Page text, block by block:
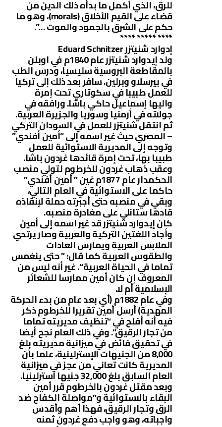
للرق، الذي أكمل ما بدأه ذلك الدين من
قضاء على القيم الأخلاق (morals)، وهو ما
حكم على الشرق بالجمود والموت …”.
**** ***** ****
إدوارد شنيتزر Eduard Schnitzer
ولد إيدوارد شنيتزر عام 1840م في اوبلن
بالمقاطعة البروسية سليسيا، ودرس الطب
في بيرسلاو وبرلين. سافر بعد ذلك إلى تركيا
للعمل طبيبا في سكوتاري تحت إمرة
واليها إسماعيل حاكي باشا. ورافقه في
جولاته في أرمنيا وسوريا والجزيرة العربية.
ثم انتقل شنيتزر للعمل في السودان التركي
– المصري حيث غير اسمه إلى “أمين أفندي”
وتوجه إلى المديرية الاستوائية للعمل
طبيبا بها، تحت إمرة قائدها غردون باشا.
وعقب ذهاب غردون للخرطوم لتولي منصب
الحكمدار عام 1877م عُين ” أمين أفندي”
حاكما على الاستوائية في العام التالي،
وبقي في منصبه حتى أجبرته حملة لإنقاذه
قادها ستانلي على مغادرة منصبه.
كان إيدوارد شنيتزر قد غير اسمه إلى أمين
وأجاد اللغتين التركية والعربية وصار يرتدي
الملابس العربية ويمارس العادات
والطقوس العربية كما قال: ” حتى ينغمس
تماما في الحياة العربية “. غير أنه ليس من
المعروف إن كان أمين ممارسا للشعائر
الإسلامية أم لا.
وفي عام 1882م (أي بعد عام من بدء الحركة
المهدية) أرسل أمين تقريرا للخرطوم ذكر
فيه أنه أفلح في “تنظيف مديريته تماما
من تجار الرقيق”. وفي ذلك العام نجح أيضا
في تحقيق فائض في ميزانية مديريته بلغ
8,000 من الجنيهات الإسترلينية، علما بأن
المديرية كانت تعاني من عجز في ميزانية
العام السابق بلغ 32,000 جنيها استرلينيا.
وبعد مقتل غردون بالخرطوم قرر أمين
البقاء بالاستوائية و”مواصلة الكفاح ضد
الرق وتجار الرقيق، فهذا أهم وأقدس
واجباته، وهو واجب دفع غردون ثمنه